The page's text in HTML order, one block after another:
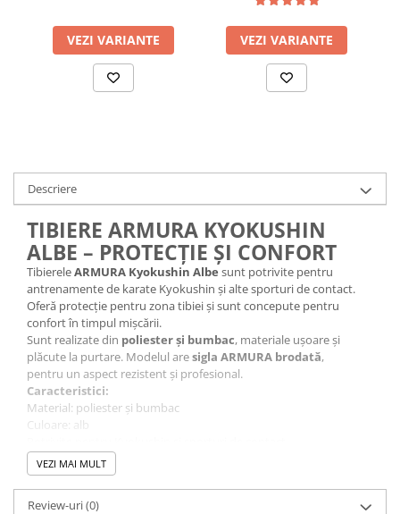
VEZI VARIANTE VEZI VARIANTE
Descriere
TIBIERE ARMURA KYOKUSHIN
ALBE – PROTECȚIE ȘI CONFORT
TibiereleARMURA Kyokushin Albe sunt potrivite pentru
antrenamente de karate Kyokushin și alte sporturi de contact.
Oferă protecție pentru zona tibiei și sunt concepute pentru
confort în timpul mișcării.
Sunt realizate din poliester și bumbac, materiale ușoare și
plăcute la purtare. Modelul aresigla ARMURA brodată,
pentru un aspect rezistent și profesional.
Caracteristici:
Material: poliester și bumbac
Culoare: alb
Confortabile și ușor de purtat
Sigla ARMURA brodată
Protecție pentru zona tibiei
VEZI MAI MULT
Review-uri(0)